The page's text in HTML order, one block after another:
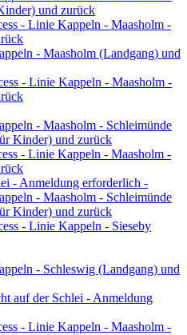
und zurück
- Linie Kappeln - Maasholm -
- Maasholm (Landgang) und
- Linie Kappeln - Maasholm -
- Maasholm - Schleimünde
Kinder) und zurück
- Linie Kappeln - Maasholm -
- Anmeldung erforderlich -
- Maasholm - Schleimünde
Kinder) und zurück
- Linie Kappeln - Sieseby
- Schleswig (Landgang) und
auf der Schlei - Anmeldung
- Linie Kappeln - Maasholm -